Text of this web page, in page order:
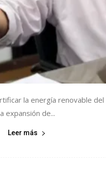
la energía renovable
expansión de...
Leer más